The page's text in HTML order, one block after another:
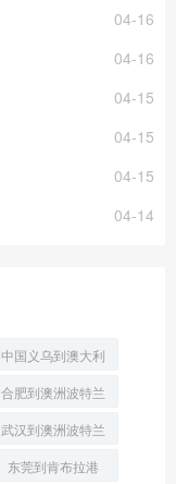
04-16
04-16
04-15
04-15
04-15
04-14
中国义乌到澳大利
亚丹皮尔国际空运
合肥到澳洲波特兰
空运物流专线
武汉到澳洲波特兰
优先空运
东莞到肯布拉港